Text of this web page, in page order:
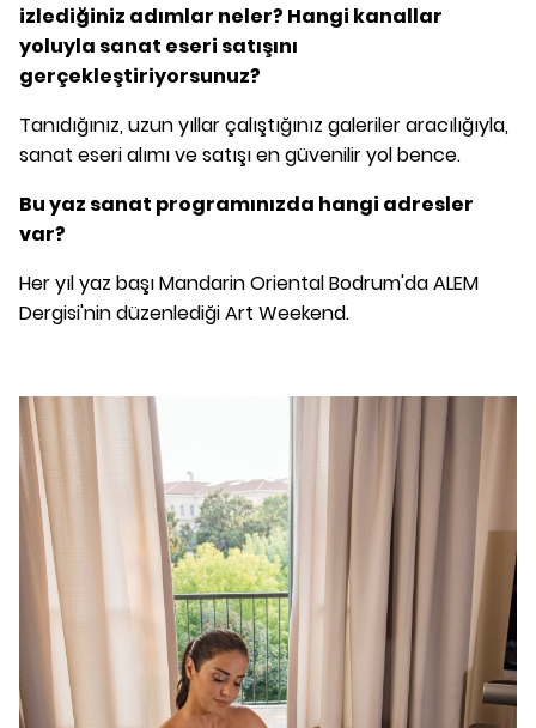
izlediğiniz adımlar neler? Hangi kanallar
yoluyla sanat eseri satışını
gerçekleştiriyorsunuz?
Tanıdığınız, uzun yıllar çalıştığınız galeriler aracılığıyla,
sanat eseri alımı ve satışı en güvenilir yol bence.
Bu yaz sanat programınızda hangi adresler
var?
Her yıl yaz başı Mandarin Oriental Bodrum'da ALEM
Dergisi'nin düzenlediği Art Weekend.